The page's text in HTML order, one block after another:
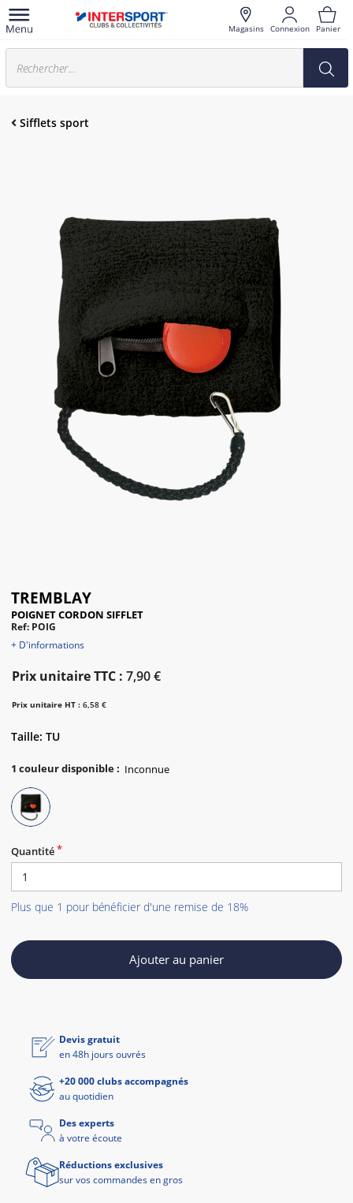
Magasins Connexion Panier
Sifflets sport
TREMBLAY
POIGNET CORDON SIFFLET
Ref: POIG
+ D'informations
Prix unitaire TTC : 7,90 €
Prix unitaire HT : 6,58 €
Taille: TU
1 couleur disponible:
Quantité
Plus que 1 pour bénéficier d'une remise de 18%
Ajouter au panier
Devis gratuit
en 48h jours ouvrés
+20 000 clubs accompagnés
au quotidien
Des experts
à votre écoute
Réductions exclusives
sur vos commandes en gros